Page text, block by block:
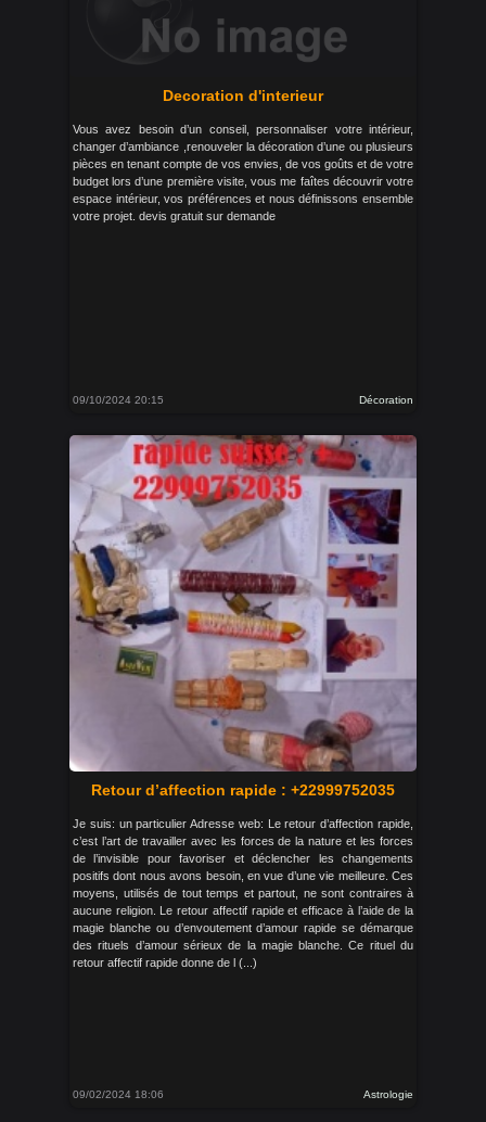
Decoration d'interieur
Vous avez besoin d’un conseil, personnaliser votre intérieur,
changer d’ambiance ,renouveler la décoration d’une ou plusieurs
pièces en tenant compte de vos envies, de vos goûts et de votre
budget lors d’une première visite, vous me faîtes découvrir votre
espace intérieur, vos préférences et nous définissons ensemble
votre projet. devis gratuit sur demande
09/10/2024 20:15 Décoration
Retour d’affection rapide : +22999752035
Je suis: un particulier Adresse web: Le retour d’affection rapide,
c’est l’art de travailler avec les forces de la nature et les forces
de l’invisible pour favoriser et déclencher les changements
positifs dont nous avons besoin, en vue d’une vie meilleure. Ces
moyens, utilisés de tout temps et partout, ne sont contraires à
aucune religion. Le retour affectif rapide et efficace à l’aide de la
magie blanche ou d’envoutement d’amour rapide se démarque
des rituels d’amour sérieux de la magie blanche. Ce rituel du
retour affectif rapide donne de l (...)
09/02/2024 18:06 Astrologie